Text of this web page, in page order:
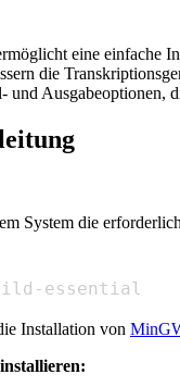
eine einfache
die
Ausgabeoptionen,
System die
essential
Installation von
installieren: